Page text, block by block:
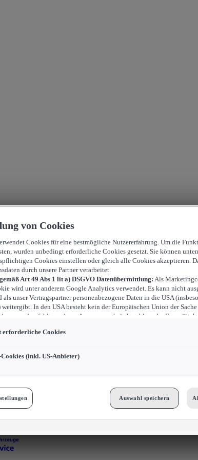
von Cookies
Cookies für eine bestmögliche Nutzererfahrung. Um die
wurden unbedingt erforderliche Cookies gesetzt. Sie können
Cookies einstellen oder gleich alle Cookies akzeptieren.
durch unsere Partner verarbeitet.
Art 49 Abs 1 lit a) DSGVO Datenübermittlung: Als
wird unter anderem Google Analytics verwendet. Es kann nicht
als unser Vertragspartner personenbezogene Daten in die USA
In den USA besteht kein der Europäischen Union der
und es fehlt an einem Angemessenheitsbeschluss der
können, in den USA keine Datenschutzgrundsätze bestehen, und weil
Eingriffe in Ihre persönlichen Rechte und Freiheiten nicht auf das
Sollten Sie das Setzen von Cookies für Marketingzwecke oder
Zwecke von Google Analytics gesetzt werden, finden Sie in den
frei, Ihre Einwilligung jederzeit zu geben, zu verweigern oder
für Marketingzwecke:Sofern Sie über einen von uns
haben, von Ihrem zugeordneten Händler bzw. im Falle eines
& Co KG, eingesehen werden.
erforderliche Cookies
(inkl. US-Anbieter)
Auswahl speichern